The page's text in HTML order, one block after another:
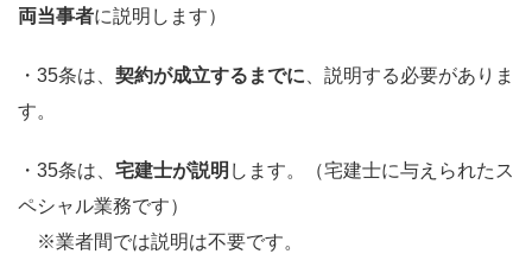
両当事者に説明します）
・35条は、 契約が成立するまでに、説明する必要がありま
す。
・35条は、 宅建士が説明 します。（宅建士に与えられたス
ペシャル業務です）
※業者間では説明は不要です。